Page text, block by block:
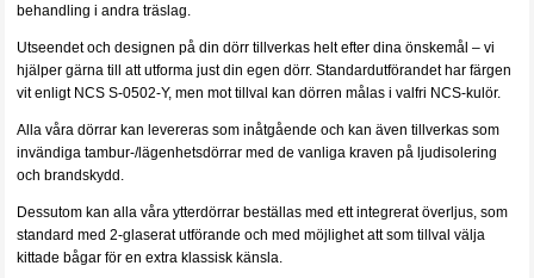
behandling i andra träslag.
Utseendet och designen på din dörr tillverkas helt efter dina önskemål – vi
hjälper gärna till att utforma just din egen dörr. Standardutförandet har färgen
vit enligt NCS S-0502-Y, men mot tillval kan dörren målas i valfri NCS-kulör.
Alla våra dörrar kan levereras som inåtgående och kan även tillverkas som
invändiga tambur-/lägenhetsdörrar med de vanliga kraven på ljudisolering
och brandskydd.
Dessutom kan alla våra ytterdörrar beställas med ett integrerat överljus, som
standard med 2-glaserat utförande och med möjlighet att som tillval välja
kittade bågar för en extra klassisk känsla.